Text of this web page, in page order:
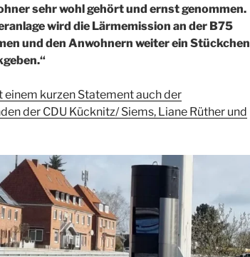
sehr wohl gehört und ernst genommen.
wird die Lärmemission an der B75
und den Anwohnern weiter ein Stückchen
kurzen Statement auch der
der CDU Kücknitz/ Siems, Liane Rüther und